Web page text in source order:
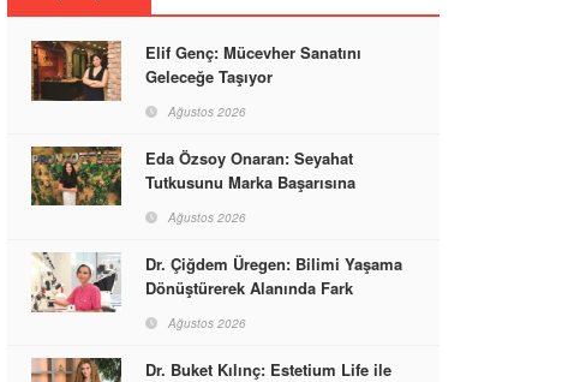
Elif Genç: Mücevher Sanatını
Geleceğe Taşıyor
Ağustos 2026
Eda Özsoy Onaran: Seyahat
Tutkusunu Marka Başarısına
Ağustos 2026
Dr. Çiğdem Üregen: Bilimi Yaşama
Dönüştürerek Alanında Fark
Ağustos 2026
Dr. Buket Kılınç: Estetium Life ile